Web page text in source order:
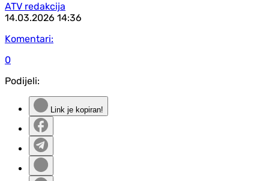
ATV redakcija
14.03.2026 14:36
Komentari:
0
Podijeli:
Link je kopiran!